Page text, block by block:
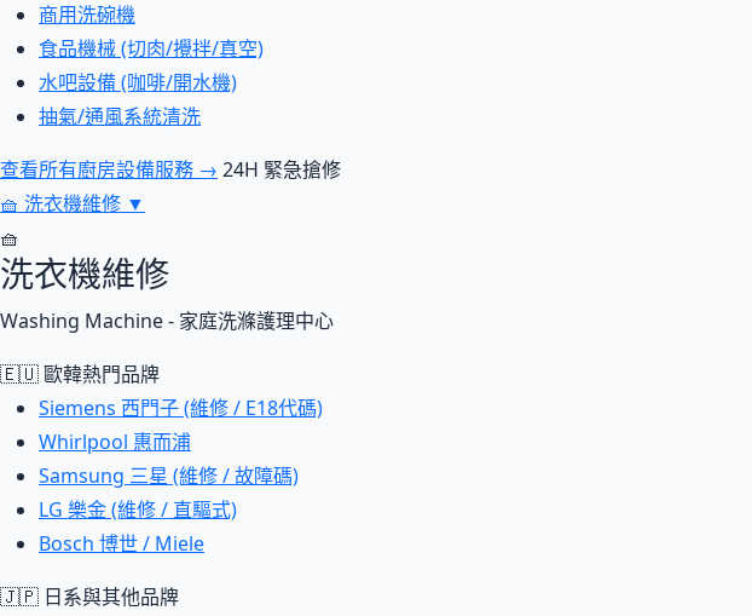
商用洗碗機
食品機械 (切肉/攪拌/真空)
水吧設備 (咖啡/開水機)
抽氣/通風系統清洗
查看所有廚房設備服務 → 24H 緊急搶修
🧺 洗衣機維修 ▼
🧺
洗衣機維修
Washing Machine - 家庭洗滌護理中心
🇪🇺 歐韓熱門品牌
Siemens 西門子 (維修 / E18代碼)
Whirlpool 惠而浦
Samsung 三星 (維修 / 故障碼)
LG 樂金 (維修 / 直驅式)
Bosch 博世 / Miele
🇯🇵 日系與其他品牌